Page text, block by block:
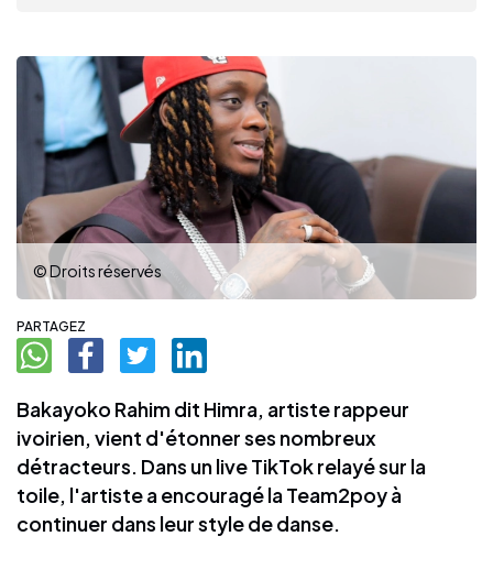
© Droits réservés
PARTAGEZ
Bakayoko Rahim dit Himra, artiste rappeur
ivoirien, vient d'étonner ses nombreux
détracteurs. Dans un live TikTok relayé sur la
toile, l'artiste a encouragé la Team2poy à
continuer dans leur style de danse.